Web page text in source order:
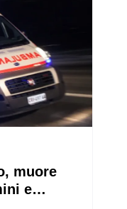
muore
e